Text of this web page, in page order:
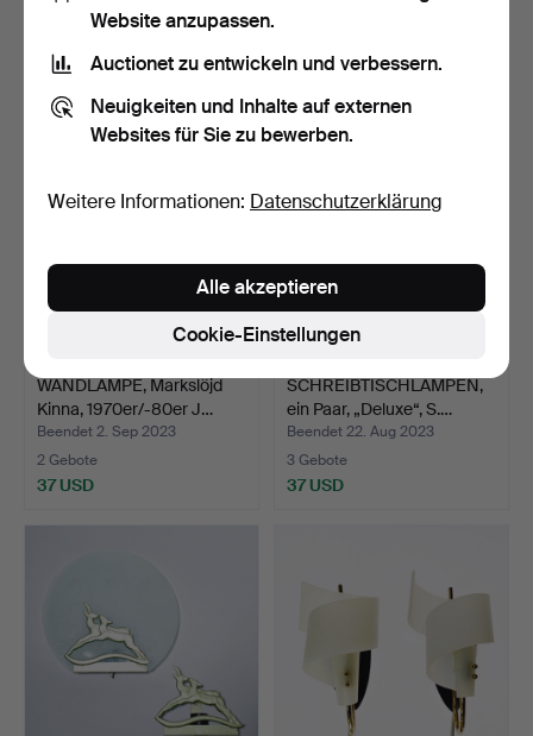
Reijmyre, 1940er / 5…
Beendet 1. Okt 2023
7 Gebote
Paar, 30er/40er Jahre.
9 Gebote
WANDLAMPE, Markslöjd
Kinna, 1970er/-80er J…
Beendet 2. Sep 2023
2 Gebote
37 USD
SCHREIBTISCHLAMPEN,
ein Paar, „Deluxe“, S.…
Beendet 22. Aug 2023
3 Gebote
37 USD
Website anzupassen.
Auctionet zu entwickeln und verbessern.
Neuigkeiten und Inhalte auf externen
Websites für Sie zu bewerben.
Weitere Informationen: Datenschutzerklärung
Cookie-Einstellungen
Alle akzeptieren